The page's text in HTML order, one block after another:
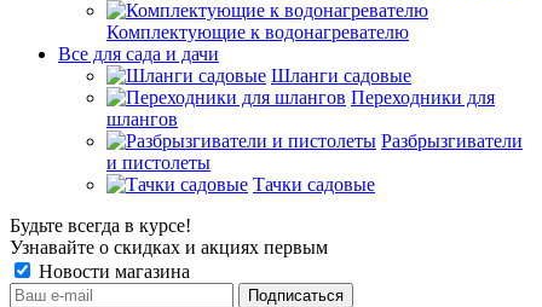
Комплектующие к водонагревателю
Все для сада и дачи
Шланги садовые
Переходники для
шлангов
Разбрызгиватели
и пистолеты
Тачки садовые
Будьте всегда в курсе!
Узнавайте о скидках и акциях первым
Новости магазина